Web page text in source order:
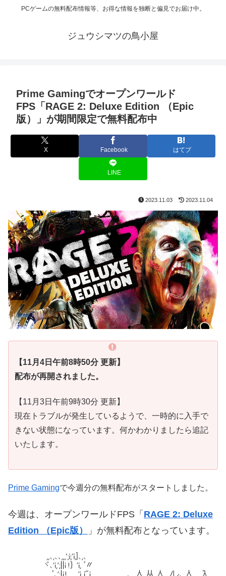
PCゲームの無料配布情報等、お得な情報を独断と偏見でお届け中。
ジュウシマツの鳥小屋
Prime Gamingでオープンワールド
FPS「RAGE 2: Deluxe Edition （Epic
版）」が期間限定で無料配布中
X Facebook はてブ
LINE
2023.11.03 2023.11.04
【11月4日午前8時50分 更新】
配布が再開されました。
【11月3日午前9時30分 更新】
現在トラブルが発生しているようで、一時的に入手で
きない状態になっています。何かわかりましたら追記
いたします。
Prime Gamingで今週分の無料配布がスタートしました。
今週は、オープンワールドFPS「 RAGE 2: Deluxe
Edition （Epic版）
」 が無料配布となっています。